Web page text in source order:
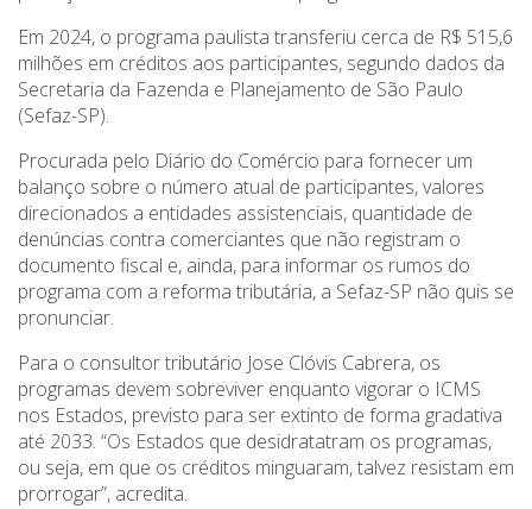
Em 2024, o programa paulista transferiu cerca de R$ 515,6
milhões em créditos aos participantes, segundo dados da
Secretaria da Fazenda e Planejamento de São Paulo
(Sefaz-SP).
Procurada pelo Diário do Comércio para fornecer um
balanço sobre o número atual de participantes, valores
direcionados a entidades assistenciais, quantidade de
denúncias contra comerciantes que não registram o
documento fiscal e, ainda, para informar os rumos do
programa com a reforma tributária, a Sefaz-SP não quis se
pronunciar.
Para o consultor tributário Jose Clóvis Cabrera, os
programas devem sobreviver enquanto vigorar o ICMS
nos Estados, previsto para ser extinto de forma gradativa
até 2033. “Os Estados que desidratatram os programas,
ou seja, em que os créditos minguaram, talvez resistam em
prorrogar”, acredita.